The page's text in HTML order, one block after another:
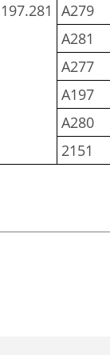
A279
A281
A277
A197
A280
2151